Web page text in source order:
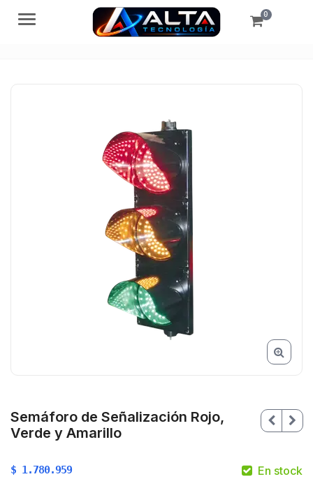
Menú 0
Semáforo de Señalización Rojo,
Verde y Amarillo
$ 1.780.959 En stock